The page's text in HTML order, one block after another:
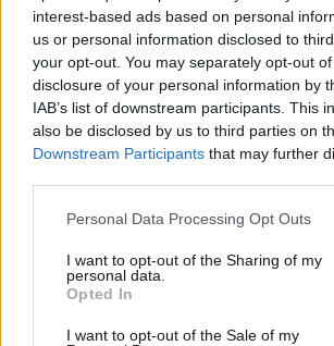
interest-based ads based on personal
us or personal information disclosed to
your opt-out. You may separately opt-out
disclosure of your personal information by
IAB’s list of downstream participants. This
also be disclosed by us to third parties on
Downstream Participants that may further
Please note that this website/app uses one
not limited to your visit or usage behaviour.
grant or deny consent to Google and its
use your data for below specified purposes
consent section.
Personal Data Processing Opt Outs
I want to opt-out of the Sharing of my
personal data.
Opted In
I want to opt-out of the Sale of my
15·10·2025 08:43
Νέο Προεδρικό Διάταγμα ξεκαθαρίζει
οικοδομικές άδειες